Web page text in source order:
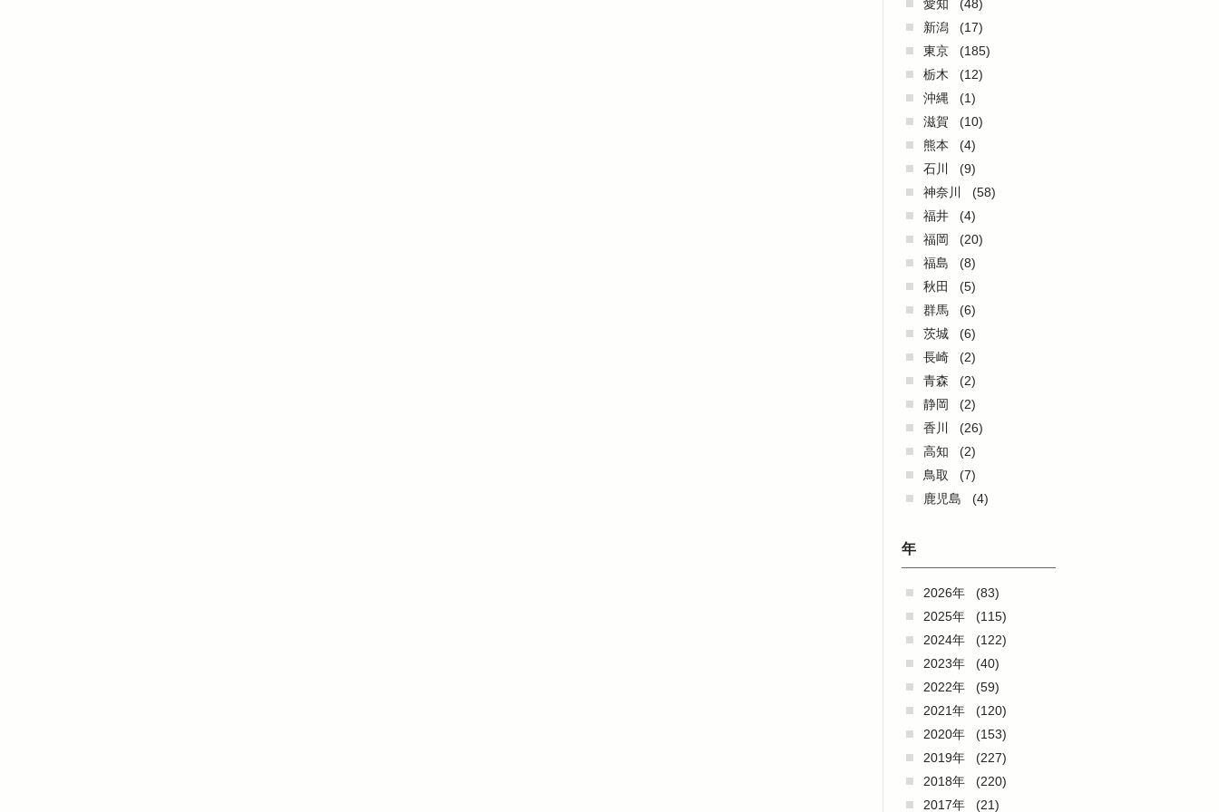
愛知
(48)
新潟
(17)
東京
(185)
栃木
(12)
沖縄
(1)
滋賀
(10)
熊本
(4)
石川
(9)
神奈川
(58)
福井
(4)
福岡
(20)
福島
(8)
秋田
(5)
群馬
(6)
茨城
(6)
長崎
(2)
青森
(2)
静岡
(2)
香川
(26)
高知
(2)
鳥取
(7)
鹿児島
(4)
年
2026年
(83)
2025年
(115)
2024年
(122)
2023年
(40)
2022年
(59)
2021年
(120)
2020年
(153)
2019年
(227)
2018年
(220)
2017年
(21)